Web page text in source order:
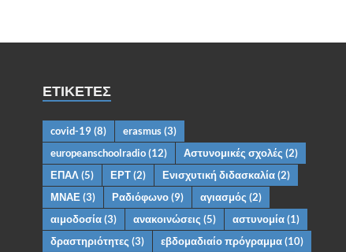
ΕΤΙΚΈΤΕΣ
covid-19(8) erasmus(3)
europeanschoolradio(12) Αστυνομικές σχολές (2)
ΕΠΑΛ(5) ΕΡΤ(2) Ενισχυτική διδασκαλία(2)
ΜΝΑΕ(3) Ραδιόφωνο(9) αγιασμός (2)
αιμοδοσία(3) ανακοινώσεις (5) αστυνομία(1)
δραστηριότητες (3) εβδομαδιαίο πρόγραμμα(10)